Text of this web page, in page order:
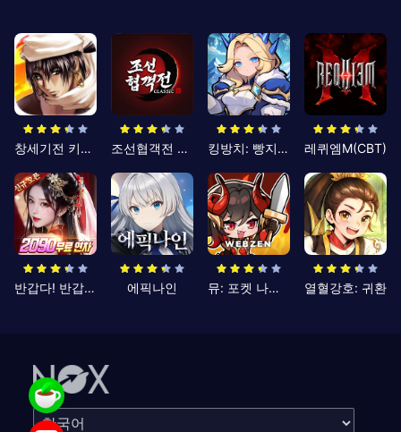
창세기전 키우기 조선협객전 클래식 킹방치: 빵지의 제왕 레퀴엠M(CBT)
반갑다! 반갑삼국지 에픽나인 뮤: 포켓 나이츠 열혈강호: 귀환